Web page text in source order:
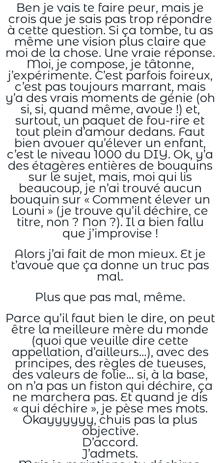
Ben je vais te faire peur, mais je
crois que je sais pas trop répondre
à cette question. Si ça tombe, tu as
même une vision plus claire que
moi de la chose. Une vraie réponse.
Moi, je compose, je tâtonne,
j’expérimente. C’est parfois foireux,
c’est pas toujours marrant, mais
y’a des vrais moments de génie (oh
si, si, quand même, avoue !) et,
surtout, un paquet de fou-rire et
tout plein d’amour dedans. Faut
bien avouer qu’élever un enfant,
c’est le niveau 1000 du DIY. Ok, y’a
des étagères entières de bouquins
sur le sujet, mais, moi qui lis
beaucoup, je n’ai trouvé aucun
bouquin sur « Comment élever un
Louni » (je trouve qu’il déchire, ce
titre, non ? Non ?). Il a bien fallu
que j’improvise !
Alors j’ai fait de mon mieux. Et je
t’avoue que ça donne un truc pas
mal.
Plus que pas mal, même.
Parce qu’il faut bien le dire, on peut
être la meilleure mère du monde
(quoi que veuille dire cette
appellation, d’ailleurs…), avec des
principes, des règles de tueuses,
des valeurs de folie… si, à la base,
on n’a pas un fiston qui déchire, ça
ne marchera pas. Et quand je dis
« qui déchire », je pèse mes mots.
Okayyyyyy, chuis pas la plus
objective.
D’accord.
J’admets.